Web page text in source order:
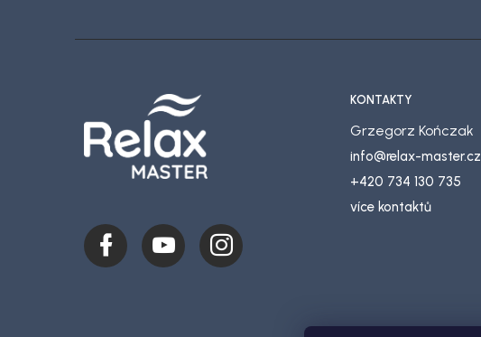
KONTAKTY
Grzegorz Kończak
info@relax-master.cz
+420 734 130 735
více kontaktů